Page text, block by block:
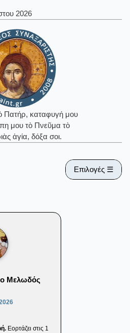
2026
Πατήρ, καταφυγή μου
μου τὸ Πνεῦμα τὸ
ἁγία, δόξα σοι.
Επιλογές ☰
Μελωδός
Εορτάζει στις 1